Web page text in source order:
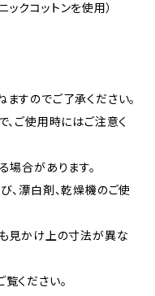
ックコットンを使用）
すのでご了承ください。
ご使用時にはご注意く
場合があります。
、漂白剤、乾燥機のご使
見かけ上の寸法が異な
ください。